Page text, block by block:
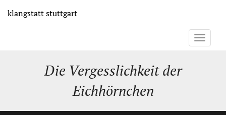
zum
klangstattstuttgart
Toggle
Die Vergesslichkeit der
Eichhörnchen